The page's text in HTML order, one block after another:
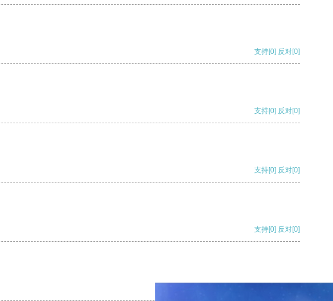
支持[0] 反对[0]
支持[0] 反对[0]
支持[0] 反对[0]
支持[0] 反对[0]